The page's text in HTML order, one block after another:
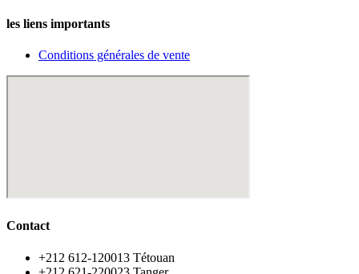
les liens importants
Conditions générales de vente
Contact
‪+212 612-120013 Tétouan